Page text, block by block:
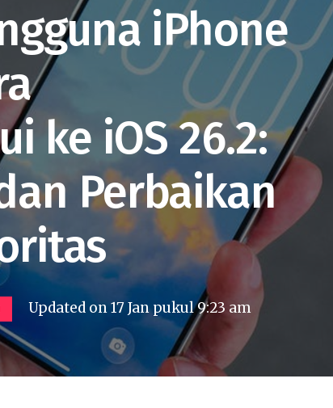
iPhone
ke iOS 26.2:
Perbaikan
Updated on17 Jan pukul 9:23 am